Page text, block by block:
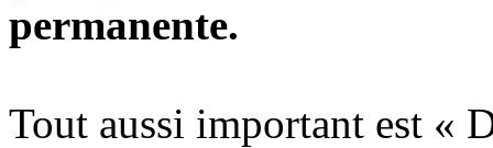
permanente.
Tout aussi important est «